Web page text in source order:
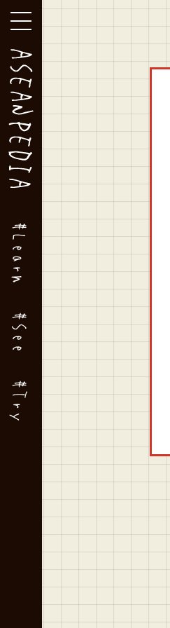
グローバルメニューを開閉する
#Learn
#See
#Try